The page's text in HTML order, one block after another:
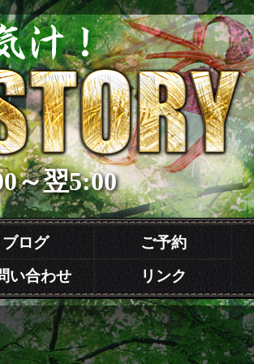
～翌5:00
ブログ
ご予約
い合わせ
リンク